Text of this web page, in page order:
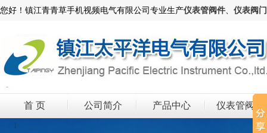
您好！镇江青青草手机视频电气有限公司专业生产仪表管阀件、 仪表阀门
首 页 公司简介 产品中心 仪表管阀件
1